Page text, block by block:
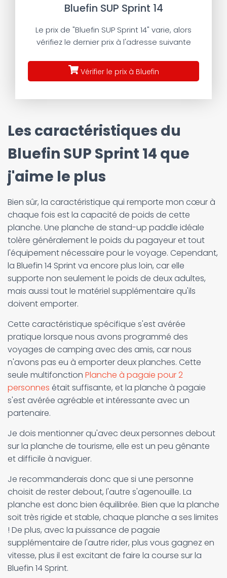
Bluefin SUP Sprint 14
Le prix de "Bluefin SUP Sprint 14" varie, alors
vérifiez le dernier prix à l'adresse suivante
Vérifier le prix à Bluefin
Les caractéristiques du
Bluefin SUP Sprint 14 que
j'aime le plus
Bien sûr, la caractéristique qui remporte mon cœur à
chaque fois est la capacité de poids de cette
planche. Une planche de stand-up paddle idéale
tolère généralement le poids du pagayeur et tout
l'équipement nécessaire pour le voyage. Cependant,
la Bluefin 14 Sprint va encore plus loin, car elle
supporte non seulement le poids de deux adultes,
mais aussi tout le matériel supplémentaire qu'ils
doivent emporter.
Cette caractéristique spécifique s'est avérée
pratique lorsque nous avons programmé des
voyages de camping avec des amis, car nous
n'avons pas eu à emporter deux planches. Cette
seule multifonction Planche à pagaie pour 2
personnes était suffisante, et la planche à pagaie
s'est avérée agréable et intéressante avec un
partenaire.
Je dois mentionner qu'avec deux personnes debout
sur la planche de tourisme, elle est un peu gênante
et difficile à naviguer.
Je recommanderais donc que si une personne
choisit de rester debout, l'autre s'agenouille. La
planche est donc bien équilibrée. Bien que la planche
soit très rigide et stable, chaque planche a ses limites
! De plus, avec la puissance de pagaie
supplémentaire de l'autre rider, plus vous gagnez en
vitesse, plus il est excitant de faire la course sur la
Bluefin 14 Sprint.